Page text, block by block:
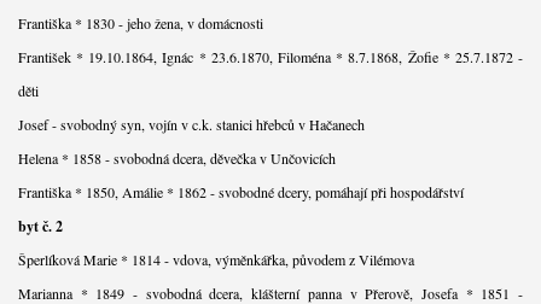
Františka * 1830 - jeho žena, v domácnosti
František * 19.10.1864, Ignác * 23.6.1870, Filoména * 8.7.1868, Žofie * 25.7.1872 -
děti
Josef - svobodný syn, vojín v c.k. stanici hřebců v Hačanech
Helena * 1858 - svobodná dcera, děvečka v Unčovicích
Františka * 1850, Amálie * 1862 - svobodné dcery, pomáhají při hospodářství
byt č. 2
Šperlíková Marie * 1814 - vdova, výměnkářka, původem z Vilémova
Marianna * 1849 - svobodná dcera, klášterní panna v Přerově, Josefa * 1851 -